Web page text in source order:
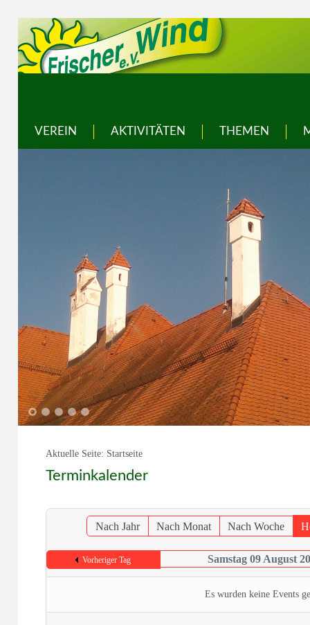
VEREIN AKTIVITÄTEN THEMEN
1 2 3 4 5
Aktuelle Seite: Startseite
Terminkalender
Nach Jahr Nach Monat Nach Woche
Vorheriger Tag Samstag 09 August
Es wurden keine Events